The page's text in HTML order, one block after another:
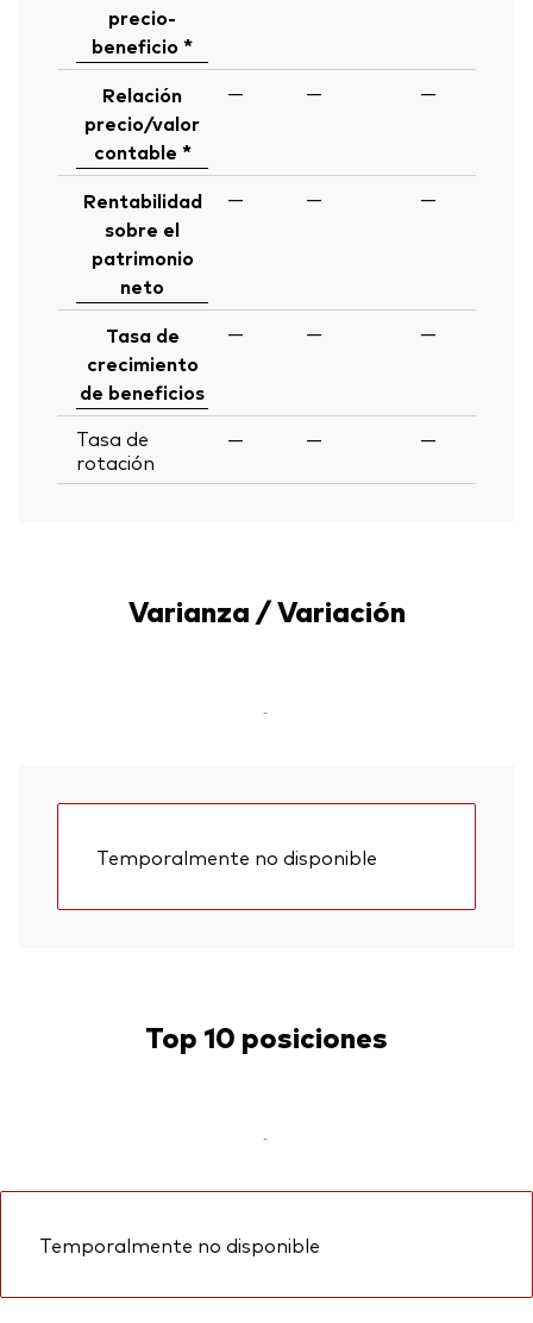
precio-
beneficio *
Relación
precio/valor
contable *
— — —
Rentabilidad
sobre el
patrimonio
neto
— — —
Tasa de
crecimiento
de beneficios
— — —
Tasa de
rotación
— — —
Varianza / Variación
-
Temporalmente no disponible
Top 10 posiciones
-
Temporalmente no disponible